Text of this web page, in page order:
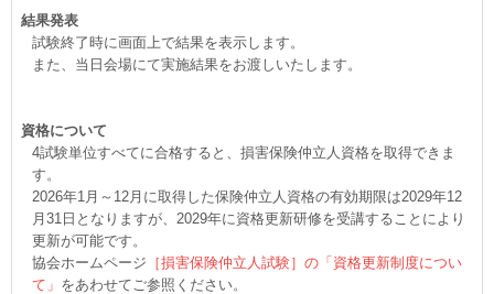
結果発表
試験終了時に画面上で結果を表示します。
また、当日会場にて実施結果をお渡しいたします。
資格について
4試験単位すべてに合格すると、損害保険仲立人資格を取得できま
す。
2026年1月～12月に取得した保険仲立人資格の有効期限は2029年12
月31日となりますが、2029年に資格更新研修を受講することにより
更新が可能です。
協会ホームページ ［損害保険仲立人試験］の「資格更新制度につい
て」 をあわせてご参照ください。